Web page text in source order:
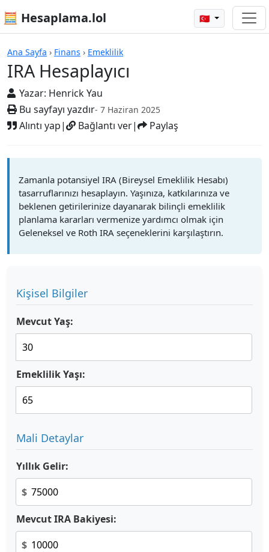
🧮 Hesaplama.lol 🇹🇷
Ana Sayfa › Finans › Emeklilik
IRA Hesaplayıcı
Yazar: Henrick Yau
Bu sayfayı yazdır- 7 Haziran 2025
Alıntı yap| Bağlantı ver| Paylaş
Hesap Makineleri
Zamanla potansiyel IRA (Bireysel Emeklilik Hesabı)
tasarruflarınızı hesaplayın. Yaşınıza, katkılarınıza ve
beklenen getirilerinize dayanarak bilinçli emeklilik
planlama kararları vermenize yardımcı olmak için
Geleneksel ve Roth IRA seçeneklerini karşılaştırın.
Kişisel Bilgiler
Mevcut Yaş:
Emeklilik Yaşı:
Mali Detaylar
Yıllık Gelir:
$
Mevcut IRA Bakiyesi:
$